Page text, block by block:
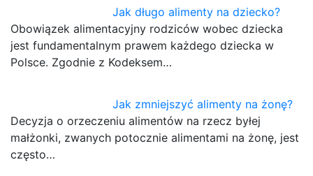
Jak długo alimenty na dziecko?
Obowiązek alimentacyjny rodziców wobec dziecka
jest fundamentalnym prawem każdego dziecka w
Polsce. Zgodnie z Kodeksem…
Jak zmniejszyć alimenty na żonę?
Decyzja o orzeczeniu alimentów na rzecz byłej
małżonki, zwanych potocznie alimentami na żonę, jest
często…